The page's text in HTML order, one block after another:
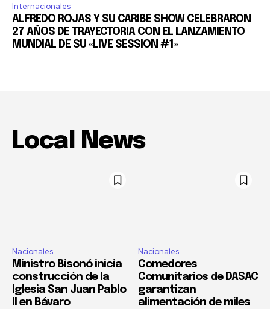
Internacionales
ALFREDO ROJAS Y SU CARIBE SHOW CELEBRARON
27 AÑOS DE TRAYECTORIA CON EL LANZAMIENTO
MUNDIAL DE SU «LIVE SESSION #1»
Local News
Nacionales
Ministro Bisonó inicia
construcción de la
Iglesia San Juan Pablo
II en Bávaro
Nacionales
Comedores
Comunitarios de DASAC
garantizan
alimentación de miles